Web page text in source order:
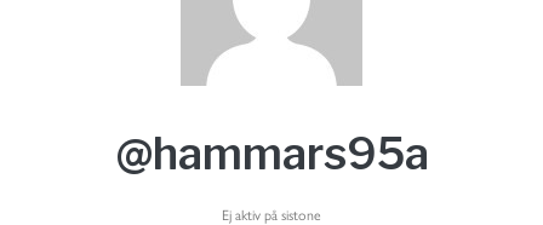
@hammars95a
Ej aktiv på sistone